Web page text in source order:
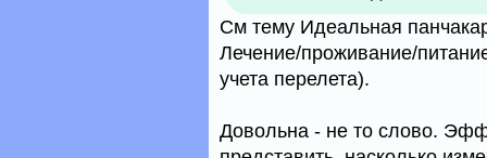
См тему Идеальная
Лечение/проживание/
учета перелета).
Довольна - не то слово.